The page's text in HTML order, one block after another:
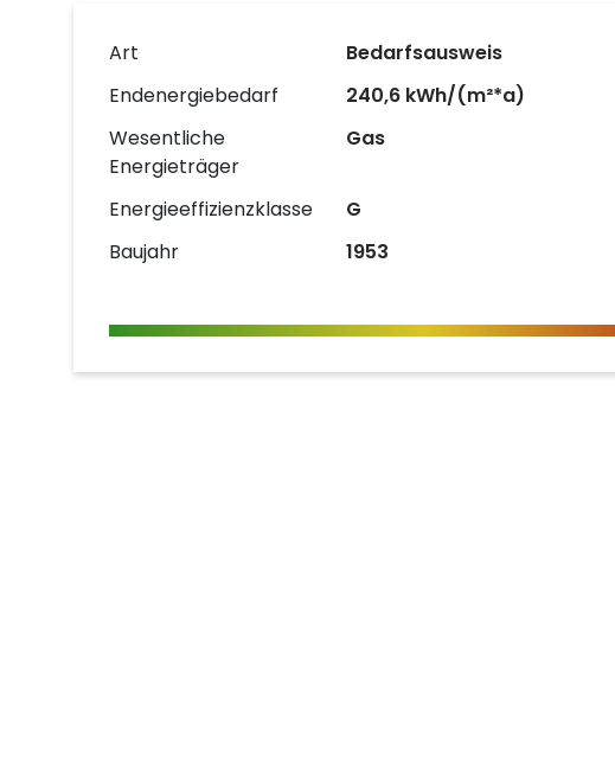
Art
Bedarfsausweis
Endenergiebedarf
240,6 kWh/(m²*a)
Wesentliche
Energieträger
Gas
Energieeffizienzklasse
G
Baujahr
1953